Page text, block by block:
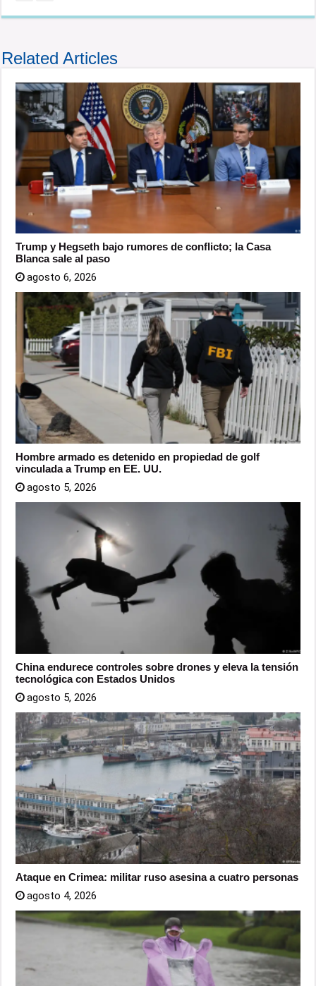
Related Articles
Trump y Hegseth bajo rumores de conflicto; la Casa
Blanca sale al paso
agosto 6, 2026
Hombre armado es detenido en propiedad de golf
vinculada a Trump en EE. UU.
agosto 5, 2026
China endurece controles sobre drones y eleva la tensión
tecnológica con Estados Unidos
agosto 5, 2026
Ataque en Crimea: militar ruso asesina a cuatro personas
agosto 4, 2026